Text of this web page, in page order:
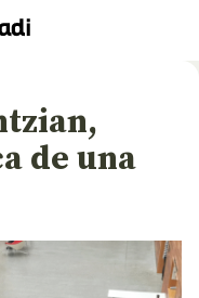
de una